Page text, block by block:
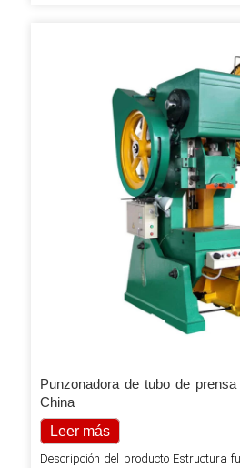
precisas y una larga vida útil de la
puede inclinar, alta rigidez y menos
Platos gruesos y…
Punzonadora de tubo de
China
Leer más
Descripción del producto Estructura